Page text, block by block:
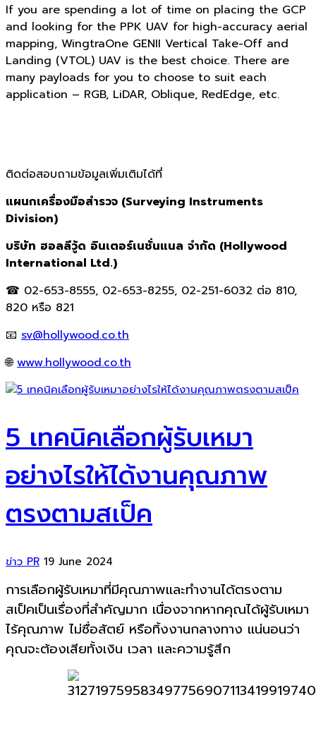
If you are spending a lot of time on placing the GCP
and looking for the PPK UAV for high-accuracy aerial
mapping, WingtraOne GENII Vertical Take-Off and
Landing (VTOL) UAV is the best choice. There are
many payloads for you to choose to suit each
application – RGB, LiDAR, Oblique, RedEdge, etc.
ติดต่อสอบถามข้อมูลเพิ่มเติมได้ที่
แผนกเครื่องมือสำรวจ (Surveying Instruments
Division)
บริษัท ฮอลลีวู้ด อินเตอร์เนชั่นแนล จำกัด (Hollywood
International Ltd.)
☎ 02-653-8555, 02-653-8255, 02-251-6032 ต่อ 810,
820 หรือ 821
📧 sv@hollywood.co.th
🌐 www.hollywood.co.th
5 เทคนิคเลือกผู้รับเหมา
อย่างไรให้ได้งานคุณภาพ
ตรงตามสเป็ค
ข่าว PR 19 June 2024
การเลือกผู้รับเหมาที่มีคุณภาพและทำงานได้ตรงตาม
สเป็คเป็นเรื่องที่สำคัญมาก เนื่องจากหากคุณได้ผู้รับเหมา
ไร้คุณภาพ ไม่ซื่อสัตย์ หรือทิ้งงานกลางทาง แน่นอนว่า
คุณจะต้องเสียทั้งเงิน เวลา และความรู้สึก